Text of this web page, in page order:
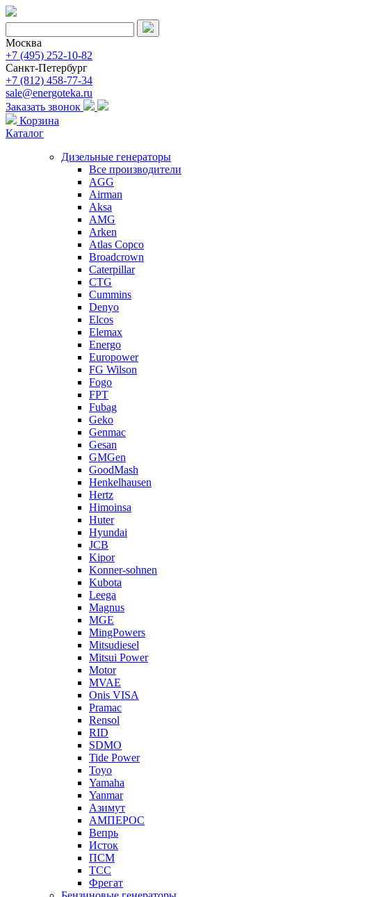
Москва
+7 (495) 252-10-82
Санкт-Петербург
+7 (812) 458-77-34
sale@energoteka.ru
Заказать звонок
Корзина
Каталог
Дизельные генераторы
Все производители
AGG
Airman
Aksa
AMG
Arken
Atlas Copco
Broadcrown
Caterpillar
CTG
Cummins
Denyo
Elcos
Elemax
Energo
Europower
FG Wilson
Fogo
FPT
Fubag
Geko
Genmac
Gesan
GMGen
GoodMash
Henkelhausen
Hertz
Himoinsa
Huter
Hyundai
JCB
Kipor
Konner-sohnen
Kubota
Leega
Magnus
MGE
MingPowers
Mitsudiesel
Mitsui Power
Motor
MVAE
Onis VISA
Pramac
Rensol
RID
SDMO
Tide Power
Toyo
Yamaha
Yanmar
Азимут
АМПЕРОС
Вепрь
Исток
ПСМ
ТСС
Фрегат